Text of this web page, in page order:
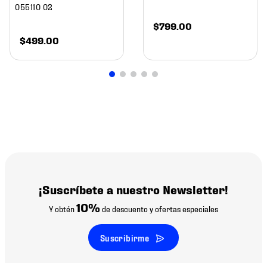
055110 02
$499 00
$799 00
¡Suscríbete a nuestro Newsletter!
Y obtén10% de descuento y ofertas especiales
Suscribirme